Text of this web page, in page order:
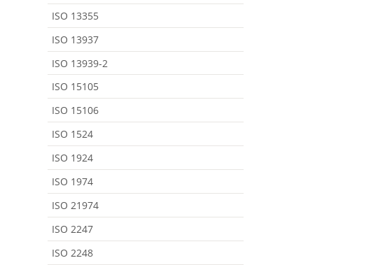
ISO 13355
ISO 13937
ISO 13939-2
ISO 15105
ISO 15106
ISO 1524
ISO 1924
ISO 1974
ISO 21974
ISO 2247
ISO 2248